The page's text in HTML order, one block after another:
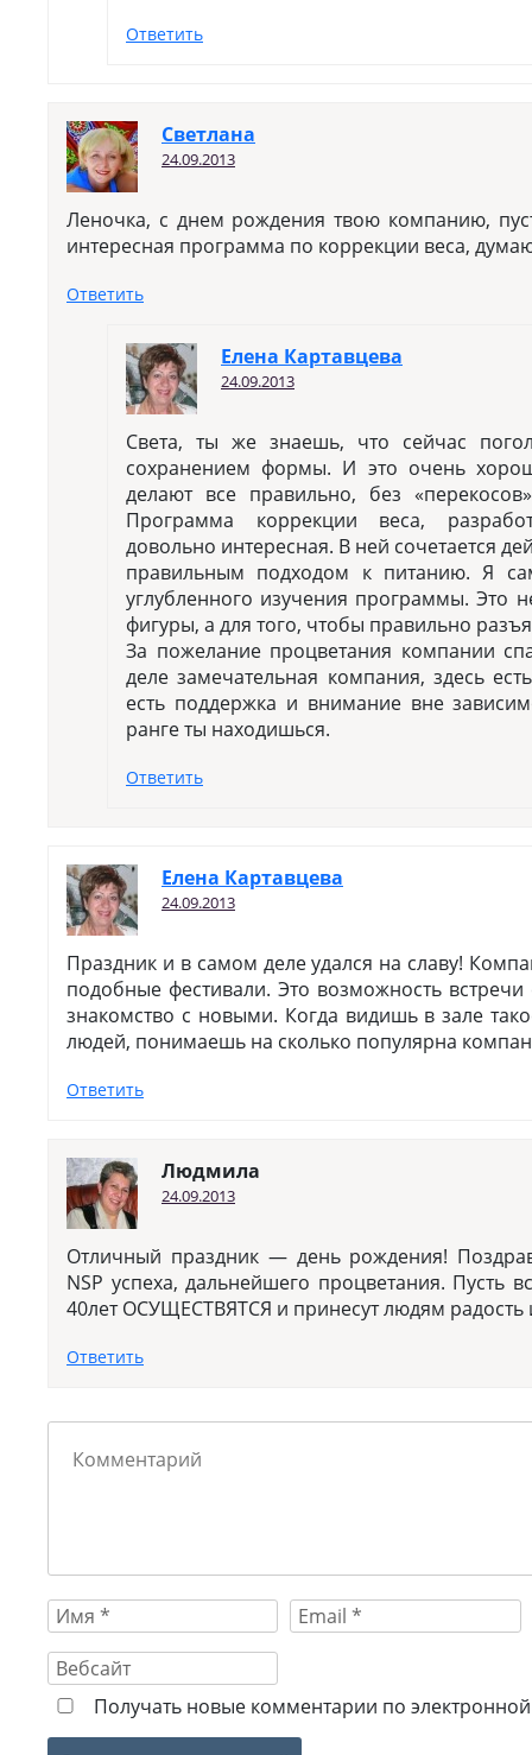
Ответить
Светлана
24.09.2013
Леночка, с днем рождения твою компанию,
интересная программа по коррекции веса,
Ответить
Елена Картавцева
24.09.2013
Света, ты же знаешь, что сейчас
сохранением формы. И это очень
делают все правильно, без
Программа коррекции веса,
довольно интересная. В ней сочетается
правильным подходом к питанию. Я
углубленного изучения программы. Это
фигуры, а для того, чтобы правильно
За пожелание процветания компании
деле замечательная компания, здесь
есть поддержка и внимание вне
ранге ты находишься.
Ответить
Елена Картавцева
24.09.2013
Праздник и в самом деле удался на славу!
подобные фестивали. Это возможность
знакомство с новыми. Когда видишь в зале
людей, понимаешь на сколько популярна
Ответить
Людмила
24.09.2013
Отличный праздник — день рождения!
NSP успеха, дальнейшего процветания. Пусть
40лет ОСУЩЕСТВЯТСЯ и принесут людям радость
Ответить
Получать новые комментарии по